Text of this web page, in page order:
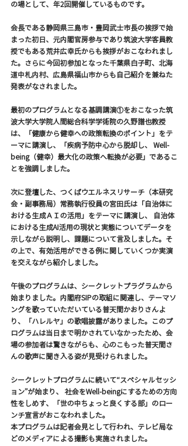
の場として、年2回開催しているものです。
会長である静岡県三島市・豊岡武士市長の挨拶で始
まった初日、元内閣官房参与であり筑波大学客員教
授でもある荒井広幸氏からも挨拶がおこなわれまし
た。さらに今回初参加となった千葉県白子町、北海
道中札内村、広島県福山市からも自己紹介を兼ねた
発表がなされました。
最初のプログラムとなる基調講演①をおこなった筑
波大学大学院人間総合科学学術院の久野譜也教授
は、「健康から健幸への政策転換のポイント」をテ
ーマに講演し、「疾病予防中心から脱却し、 Well-
being（健幸）最大化の政策へ転換が必要」であるこ
とを強調しました。
次に登壇した、つくばウエルネスリサーチ（本研究
会・副事務局）常務執行役員の宮田氏は「自治体に
おける生成ＡＩの活用」をテーマに講演し、 自治体
における生成AI活用の現状と実態についてデータを
示しながら説明し、課題について言及しました。そ
の上で、有効活用ができる例に関していくつか実演
を交えながら紹介しました。
午後のプログラムは、シークレットプラグラムから
始まりました。内閣府SIPの取組に関連し、テーマソ
ングを歌っていただいている普天間かおりさんよ
り、「ハレルヤ」の歌唱披露がありました。このプ
ログラムは当日まで明かされていなかったため、会
場の参加者は驚きながらも、心のこもった普天間さ
んの歌声に聞き入る姿が見受けられました。
シークレットプログラムに続いて“スペシャルセッシ
ョン”が始まり、 社会をWell-beingにするための方向
性をしめす、「世の中ちょっと良くする部」のロー
ンチ宣言がおこなわれました。
本プログラムは記者会見として行われ、テレビ局な
どのメディアによる撮影も実施されました。